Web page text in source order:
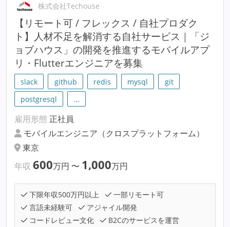
株式会社Techouse
【リモート可 / フレックス / 自社プロダク
ト】人材不足を解消する自社サービス｜「ジ
ョブハウス」の開発を推進するモバイルアプ
リ・Flutterエンジニアを募集
slack github redis mysql
git
postgresql
…
雇用形態 正社員
モバイルエンジニア（クロスプラットフォーム）
東京
年収 600万円 〜 1,000万円
下限年収500万円以上
一部リモート可
言語未経験可
アジャイル開発
コードレビュー文化
B2Cのサービスを運営